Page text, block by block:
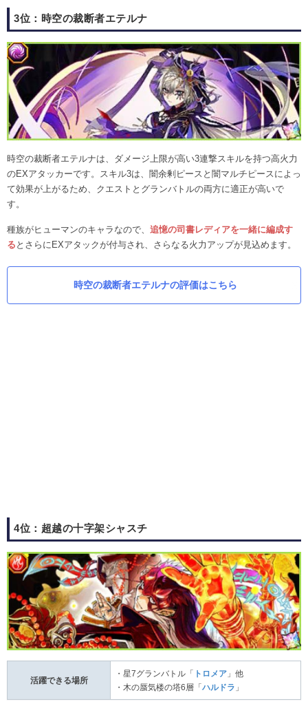
3位：時空の裁断者エテルナ
時空の裁断者エテルナは、ダメージ上限が高い3連撃スキルを持つ高火力
のEXアタッカーです。スキル3は、闇余剰ピースと闇マルチピースによっ
て効果が上がるため、クエストとグランバトルの両方に適正が高いで
す。
種族がヒューマンのキャラなので、 追憶の司書レディアを一緒に編成す
る とさらにEXアタックが付与され、さらなる火力アップが見込めます。
時空の裁断者エテルナの評価はこちら
4位：超越の十字架シャスチ
活躍できる場所
・星7グランバトル「 トロメア 」他
・木の蜃気楼の塔6層「 ハルドラ 」